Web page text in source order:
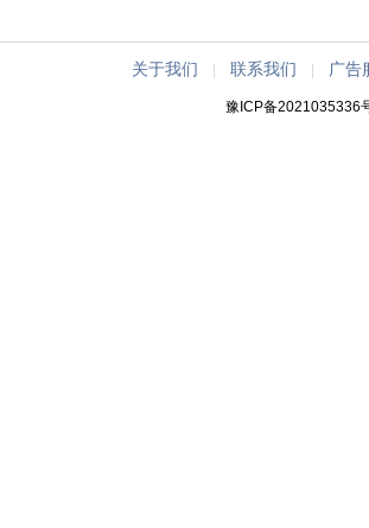
关于我们 |联系我们 广告
豫ICP备2021035336